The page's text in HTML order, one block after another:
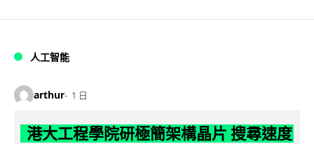
人工智能
arthur 1 日
港大工程學院研極簡架構晶片 搜尋速度